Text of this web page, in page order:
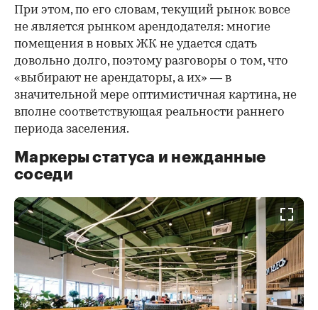
При этом, по его словам, текущий рынок вовсе
не является рынком арендодателя: многие
помещения в новых ЖК не удается сдать
довольно долго, поэтому разговоры о том, что
«выбирают не арендаторы, а их» — в
значительной мере оптимистичная картина, не
вполне соответствующая реальности раннего
периода заселения.
Маркеры статуса и нежданные
соседи